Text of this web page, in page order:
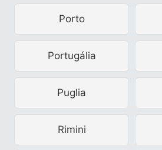
Porto
Portugália
Puglia
Rimini